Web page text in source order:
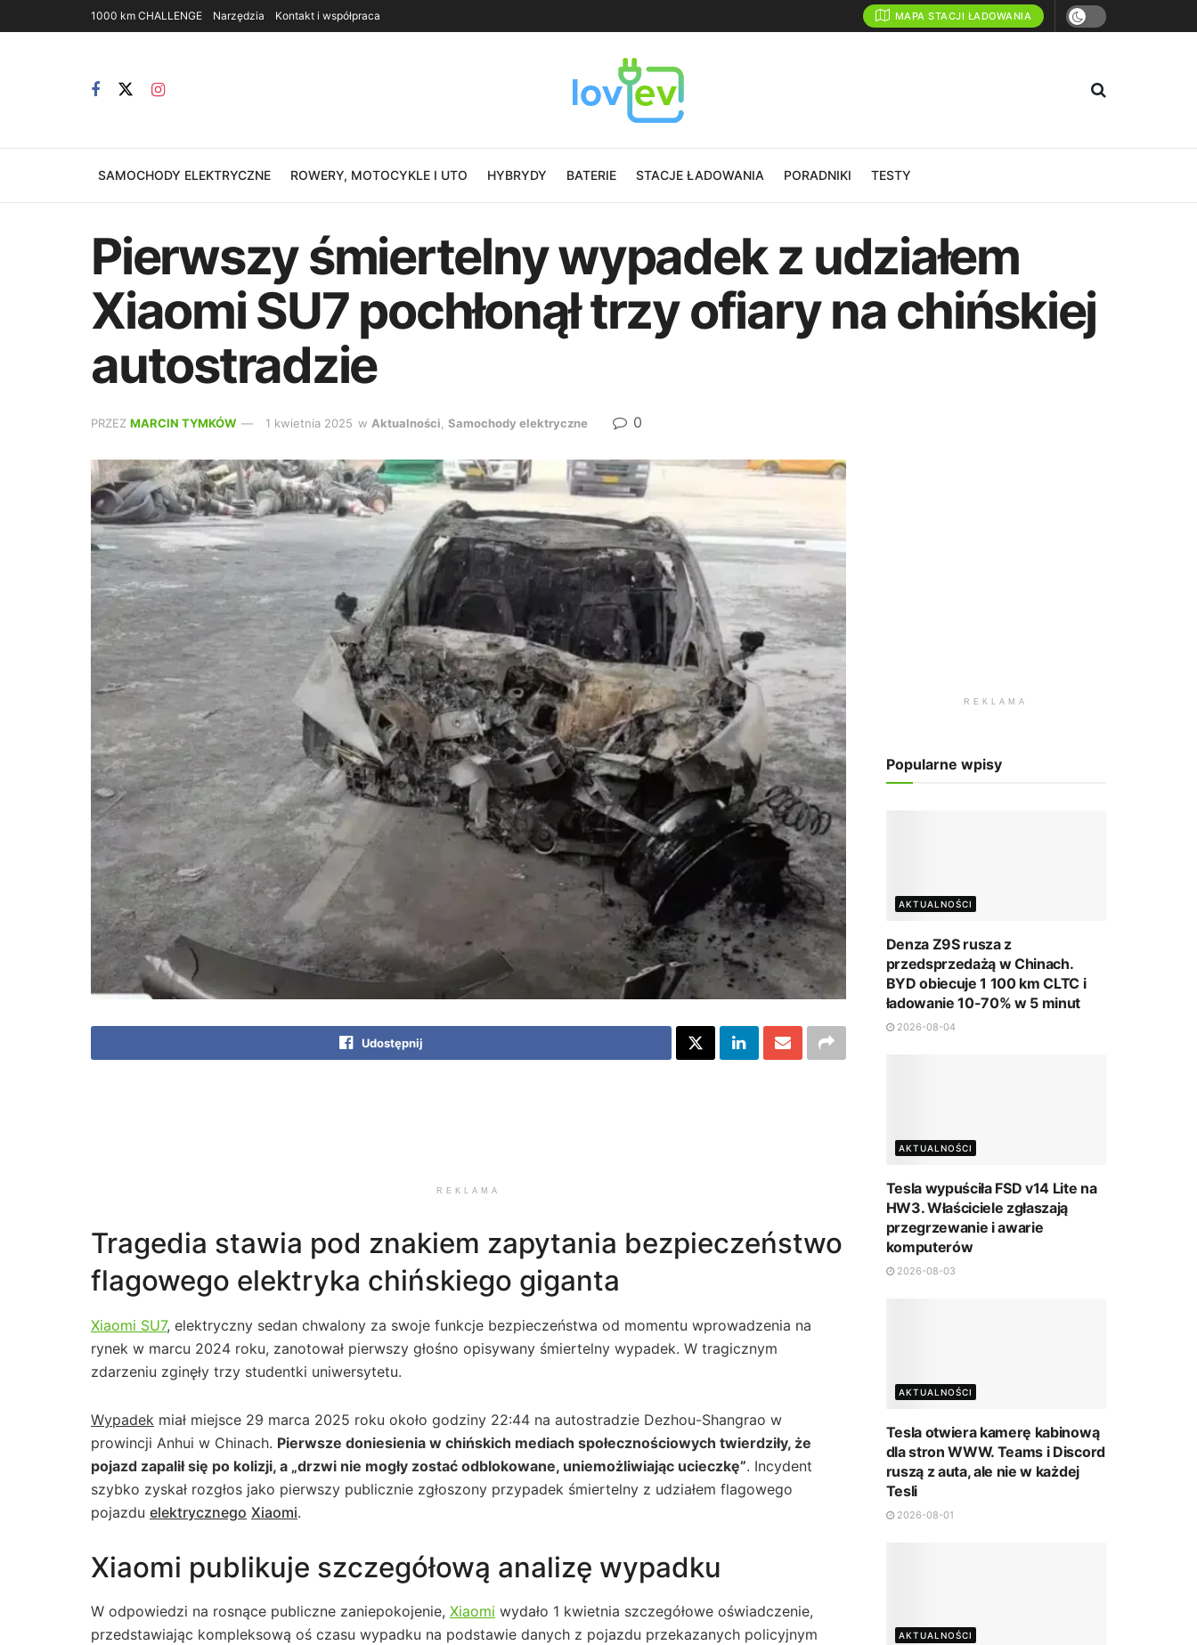
1000 km CHALLENGE Narzędzia Kontakt i współpraca MAPA STACJI ŁADOWANIA
SAMOCHODY ELEKTRYCZNE ROWERY, MOTOCYKLE I UTO HYBRYDY BATERIE STACJE ŁADOWANIA PORADNIKI TESTY
Pierwszy śmiertelny wypadek z udziałem
Xiaomi SU7 pochłonął trzy ofiary na chińskiej
autostradzie
PRZEZ MARCIN TYMKÓW 1 kwietnia 2025 w Aktualności, Samochody elektryczne 0
Udostępnij
REKLAMA
Tragedia stawia pod znakiem zapytania bezpieczeństwo
flagowego elektryka chińskiego giganta
Xiaomi SU7, elektryczny sedan chwalony za swoje funkcje bezpieczeństwa od momentu wprowadzenia na
rynek w marcu 2024 roku, zanotował pierwszy głośno opisywany śmiertelny wypadek. W tragicznym
zdarzeniu zginęły trzy studentki uniwersytetu.
Wypadek miał miejsce 29 marca 2025 roku około godziny 22:44 na autostradzie Dezhou-Shangrao w
prowincji Anhui w Chinach. Pierwsze doniesienia w chińskich mediach społecznościowych twierdziły, że
pojazd zapalił się po kolizji, a „drzwi nie mogły zostać odblokowane, uniemożliwiając ucieczkę”. Incydent
szybko zyskał rozgłos jako pierwszy publicznie zgłoszony przypadek śmiertelny z udziałem flagowego
pojazdu elektrycznego Xiaomi.
Xiaomi publikuje szczegółową analizę wypadku
W odpowiedzi na rosnące publiczne zaniepokojenie, Xiaomi wydało 1 kwietnia szczegółowe oświadczenie,
przedstawiając kompleksową oś czasu wypadku na podstawie danych z pojazdu przekazanych policyjnym
REKLAMA
Popularne wpisy
AKTUALNOŚCI
Denza Z9S rusza z
przedsprzedażą w Chinach.
BYD obiecuje 1 100 km CLTC i
ładowanie 10-70% w 5 minut
2026-08-04
AKTUALNOŚCI
Tesla wypuściła FSD v14 Lite na
HW3. Właściciele zgłaszają
przegrzewanie i awarie
komputerów
2026-08-03
AKTUALNOŚCI
Tesla otwiera kamerę kabinową
dla stron WWW. Teams i Discord
ruszą z auta, ale nie w każdej
Tesli
2026-08-01
AKTUALNOŚCI